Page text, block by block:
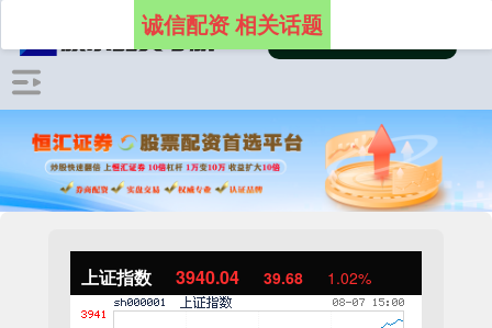
上证指数 3940.04 39.68 1.02%
诚信配资 相关话题